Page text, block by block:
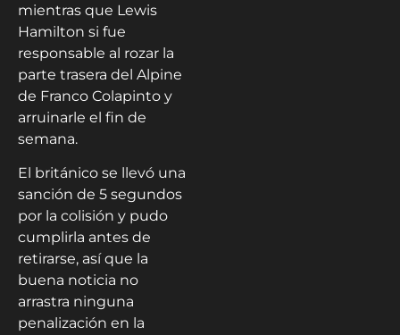
mientras que Lewis
Hamilton si fue
responsable al rozar la
parte trasera del Alpine
de Franco Colapinto y
arruinarle el fin de
semana.
El británico se llevó una
sanción de 5 segundos
por la colisión y pudo
cumplirla antes de
retirarse, así que la
buena noticia no
arrastra ninguna
penalización en la